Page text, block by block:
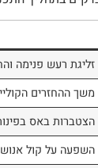
זליגת רעש פנימה
משך ההחזרים
הצטברות באס
השפעה על קול אנושי